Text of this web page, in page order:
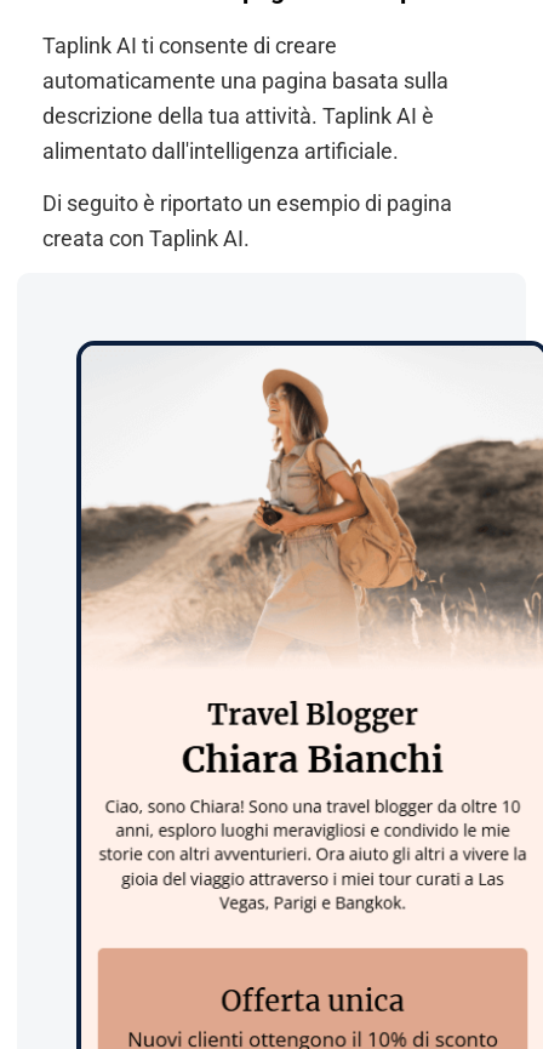
Taplink AI ti consente di creare
automaticamente una pagina basata sulla
descrizione della tua attività. Taplink AI è
alimentato dall'intelligenza artificiale.
Di seguito è riportato un esempio di pagina
creata con Taplink AI.